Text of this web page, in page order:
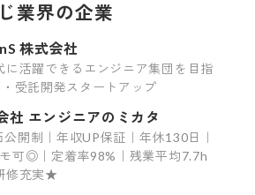
業界の企業
株式会社
に活躍できるエンジニア集団を目指
・受託開発スタートアップ
社 エンジニアのミカタ
開制｜年収UP保証｜年休130日｜
可◎｜定着率98%｜残業平均7.7h
修充実★